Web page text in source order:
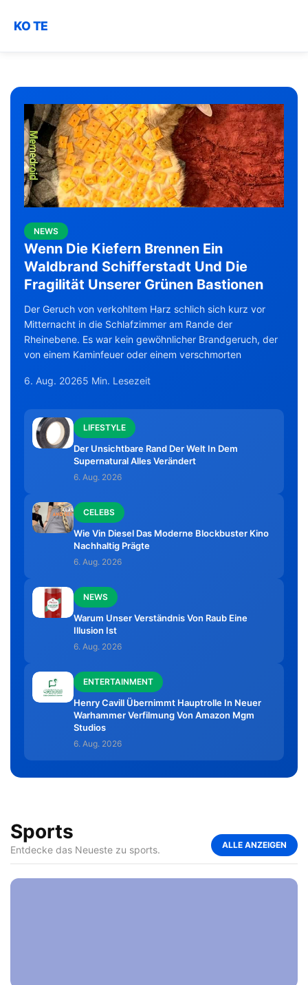
KO TE
NEWS
Wenn Die Kiefern Brennen Ein
Waldbrand Schifferstadt Und Die
Fragilität Unserer Grünen Bastionen
Der Geruch von verkohltem Harz schlich sich kurz vor
Mitternacht in die Schlafzimmer am Rande der
Rheinebene. Es war kein gewöhnlicher Brandgeruch, der
von einem Kaminfeuer oder einem verschmorten
6. Aug. 20265 Min. Lesezeit
LIFESTYLE
Der Unsichtbare Rand Der Welt In Dem
Supernatural Alles Verändert
6. Aug. 2026
CELEBS
Wie Vin Diesel Das Moderne Blockbuster Kino
Nachhaltig Prägte
6. Aug. 2026
NEWS
Warum Unser Verständnis Von Raub Eine
Illusion Ist
6. Aug. 2026
ENTERTAINMENT
Henry Cavill Übernimmt Hauptrolle In Neuer
Warhammer Verfilmung Von Amazon Mgm
Studios
6. Aug. 2026
Sports
Entdecke das Neueste zu sports. ALLE ANZEIGEN